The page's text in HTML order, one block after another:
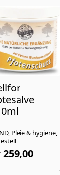
Pleie & hygiene,
259,00